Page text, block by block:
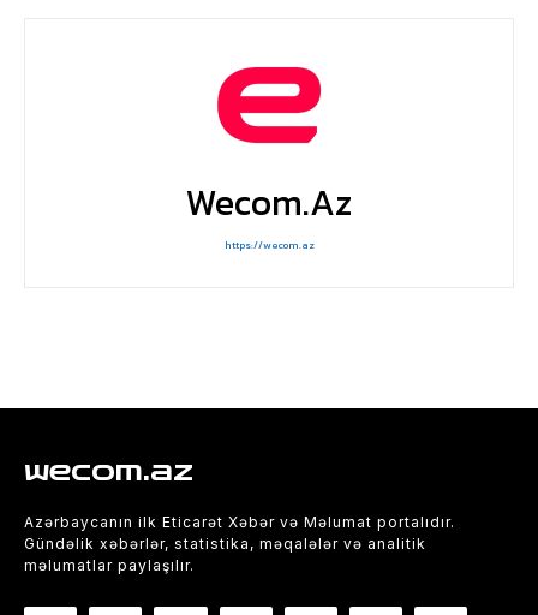
Wecom.az
https://wecom.az
wecom.az
Azərbaycanın ilk Eticarət Xəbər və Məlumat portalıdır.
Gündəlik xəbərlər, statistika, məqalələr və analitik
məlumatlar paylaşılır.